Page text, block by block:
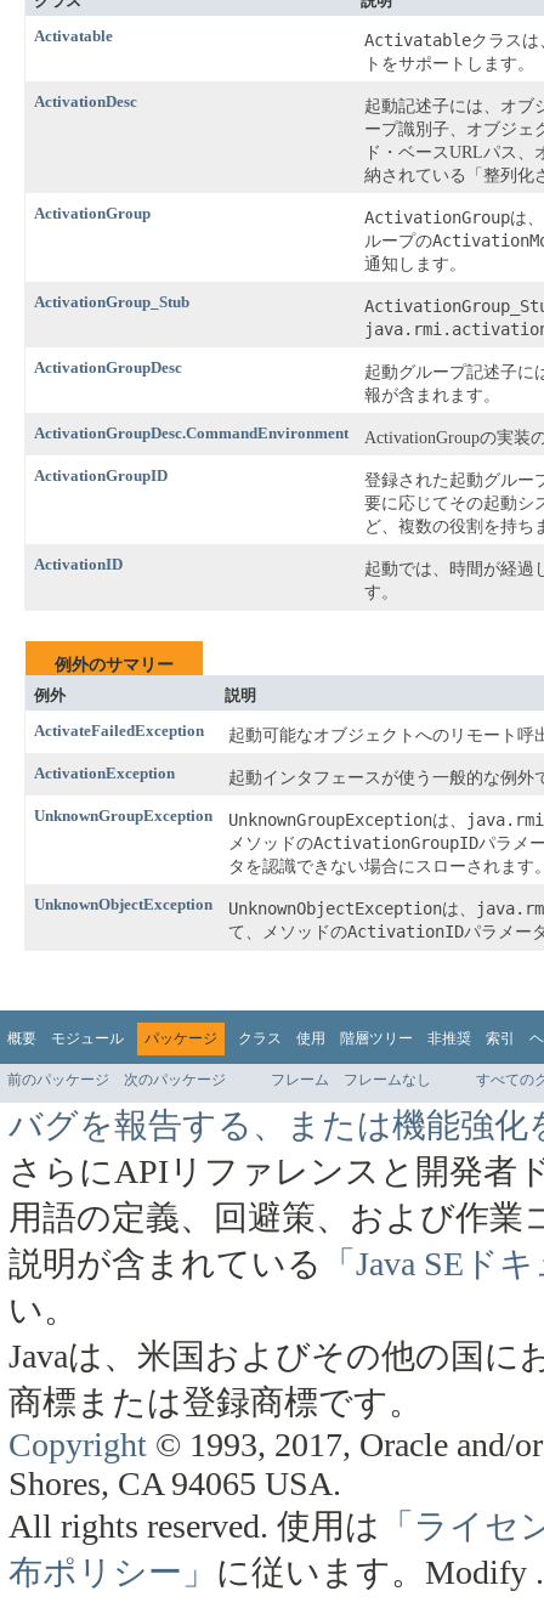
Activatable
Activatableクラス
トをサポートします。
ActivationDesc
起動記述子には、オブ
ープ識別子、オブジェ
ド・ベースURLパス
納されている「整列化
ActivationGroup ActivationGroupは
ループの
通知します。
ActivationGroup_Stub
ActivationGroupDesc
起動グループ記述子に
報が含まれます。
ActivationGroupDesc.CommandEnvironment ActivationGroupの実装
ActivationGroupID
登録された起動グルー
要に応じてその起動シ
ど、複数の役割を持ち
ActivationID
起動では、時間が経過
す。
例外のサマリー
例外
説明
ActivateFailedException
起動可能なオブジェクトへのリモート
ActivationException 起動インタフェースが使う一般的な例外
UnknownGroupException UnknownGroupExceptionは、
メソッドのActivationGroupIDパラメ
タを認識できない場合にスローされます
UnknownObjectException UnknownObjectExceptionは、
て、メソッドのActivationIDパラメー
概要 モジュール パッケージ クラス 使用 階層ツリー 非推奨 索引
前のパッケージ 次のパッケージ フレーム フレームなし すべての
バグを報告する、または機能強化
さらにAPIリファレンスと開発者
用語の定義、回避策、および作
説明が含まれている
「Java SEド
い。
Javaは、米国およびその他の国に
商標または登録商標です。
Copyright © 1993, 2017, Oracle and/
Shores, CA 94065 USA.
All rights reserved. 使用は 「ライセ
布ポリシー」 に従います。 Modify